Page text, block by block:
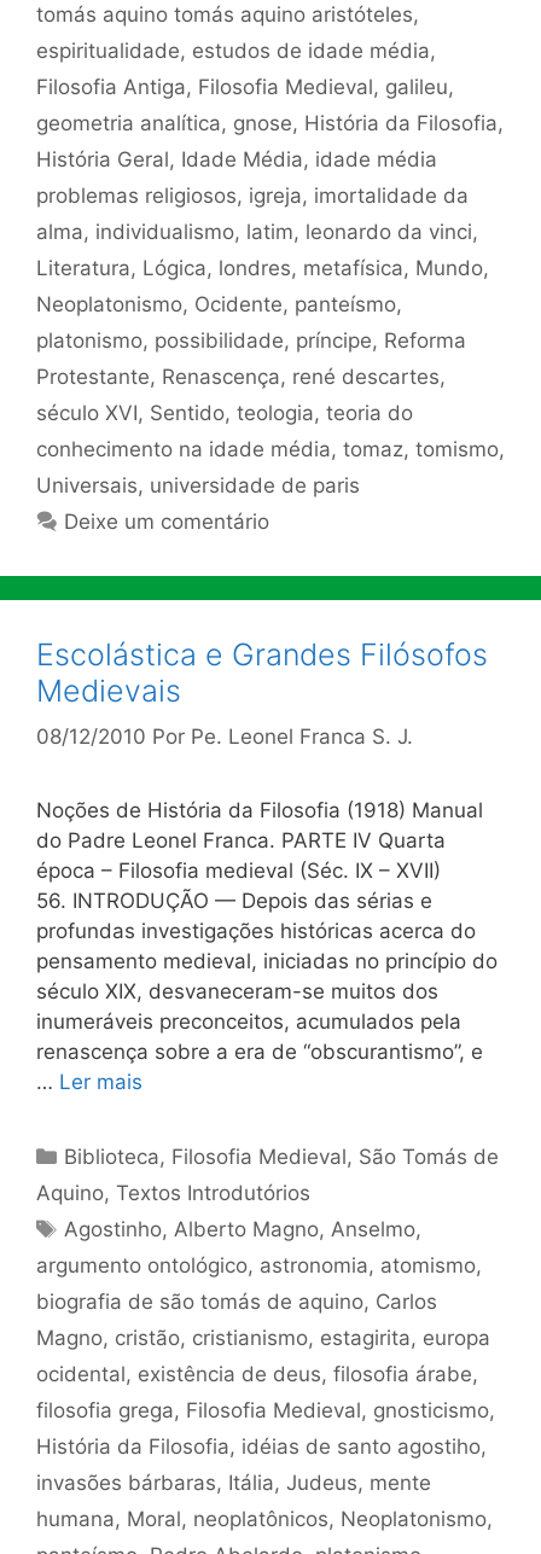
tomás aquino tomás aquino aristóteles,
espiritualidade, estudos de idade média,
Filosofia Antiga, Filosofia Medieval, galileu,
geometria analítica, gnose, História da Filosofia,
História Geral, Idade Média, idade média
problemas religiosos, igreja, imortalidade da
alma, individualismo, latim, leonardo da vinci,
Literatura, Lógica, londres, metafísica, Mundo,
Neoplatonismo, Ocidente, panteísmo,
platonismo, possibilidade, príncipe, Reforma
Protestante, Renascença, rené descartes,
século XVI, Sentido, teologia, teoria do
conhecimento na idade média, tomaz, tomismo,
Universais, universidade de paris
Deixe um comentário
Escolástica e Grandes Filósofos
Medievais
08/12/2010 Por Pe. Leonel Franca S. J.
Noções de História da Filosofia (1918) Manual
do Padre Leonel Franca. PARTE IV Quarta
época – Filosofia medieval (Séc. IX – XVII)
56. INTRODUÇÃO — Depois das sérias e
profundas investigações históricas acerca do
pensamento medieval, iniciadas no princípio do
século XIX, desvaneceram-se muitos dos
inumeráveis preconceitos, acumulados pela
renascença sobre a era de “obscurantismo”, e
… Ler mais
Categorias
Biblioteca, Filosofia Medieval, São Tomás de
Aquino, Textos Introdutórios
Tags
Agostinho,Alberto Magno,Anselmo,
argumento ontológico, astronomia, atomismo,
biografia de são tomás de aquino, Carlos
Magno, cristão, cristianismo, estagirita, europa
ocidental, existência de deus, filosofia árabe,
filosofia grega, Filosofia Medieval, gnosticismo,
História da Filosofia, idéias de santo agostiho,
invasões bárbaras, Itália, Judeus, mente
humana, Moral, neoplatônicos, Neoplatonismo,